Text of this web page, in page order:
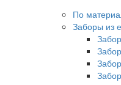
По
Заборы из